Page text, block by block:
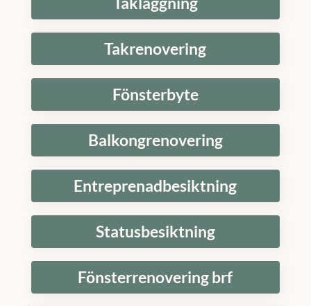
Takrenovering
Fönsterbyte
Balkongrenovering
Entreprenadbesiktning
Statusbesiktning
Fönsterrenovering brf